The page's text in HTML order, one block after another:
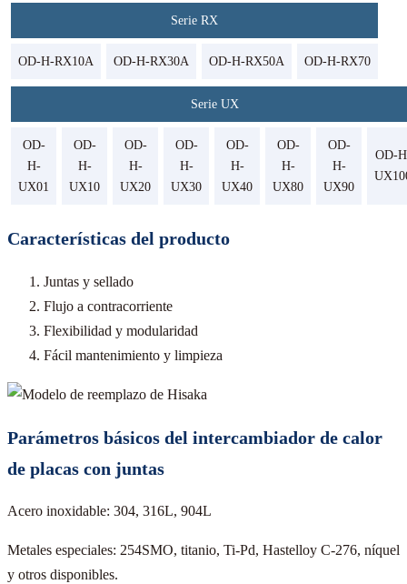
Serie RX
OD-H-RX10A OD-H-RX30A OD-H-RX50A OD-H-RX70
Serie UX
OD-
H-
UX01
OD-
H-
UX10
OD-
H-
UX20
OD-
H-
UX30
OD-
H-
UX40
OD-
H-
UX80
OD-
H-
UX90
OD-
Características del producto
Juntas y sellado
Flujo a contracorriente
Flexibilidad y modularidad
Fácil mantenimiento y limpieza
Parámetros básicos del intercambiador de calor
de placas con juntas
Acero inoxidable: 304, 316L, 904L
Metales especiales: 254SMO, titanio, Ti-Pd, Hastelloy C-276, níquel
y otros disponibles.